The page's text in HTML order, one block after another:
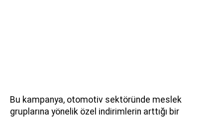
Bu kampanya, otomotiv sektöründe meslek
gruplarına yönelik özel indirimlerin arttığı bir